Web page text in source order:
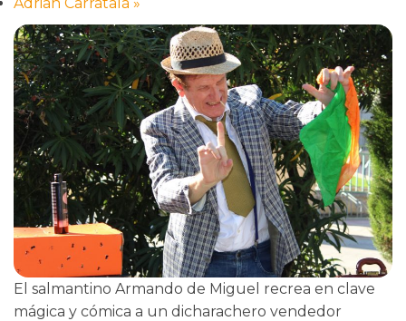
El salmantino Armando de Miguel recrea en clave
mágica y cómica a un dicharachero vendedor